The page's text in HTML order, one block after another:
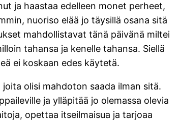
ja haastaa edelleen monet perheet,
nuoriso elää jo täysillä osana sitä
mahdollistavat tänä päivänä miltei
tahansa ja kenelle tahansa. Siellä
ei koskaan edes käytetä.
olisi mahdoton saada ilman sitä.
ja ylläpitää jo olemassa olevia
opettaa itseilmaisua ja tarjoaa